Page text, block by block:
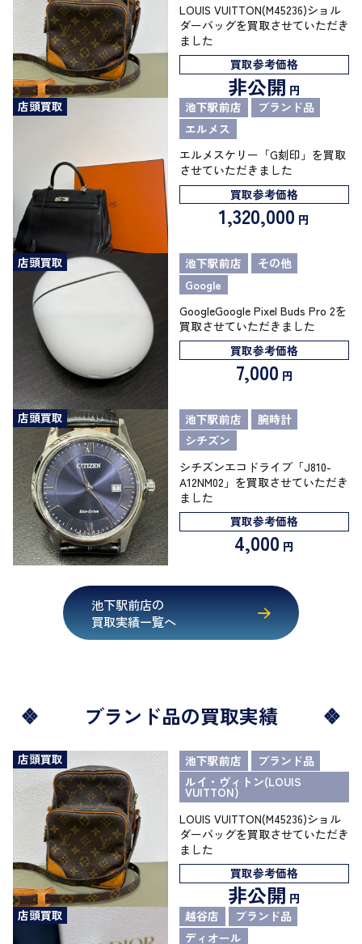
LOUIS VUITTON(M45236)ショル
ダーバッグを買取させていただき
ました
買取参考価格
非公開 円
店頭買取
池下駅前店
ブランド品
エルメス
エルメスケリー「G刻印」を買取
させていただきました
買取参考価格
1,320,000 円
店頭買取 池下駅前店
その他
Google
GoogleGoogle Pixel Buds Pro 2を
買取させていただきました
買取参考価格
7,000 円
店頭買取 池下駅前店
腕時計
シチズン
シチズンエコドライブ「J810-
A12NM02」を買取させていただき
ました
買取参考価格
4,000 円
池下駅前店の
買取実績一覧へ
ブランド品の買取実績
店頭買取 池下駅前店
ブランド品
ルイ・ヴィトン(LOUIS
VUITTON)
LOUIS VUITTON(M45236)ショル
ダーバッグを買取させていただき
ました
買取参考価格
非公開 円
店頭買取
越谷店
ブランド品
ディオール